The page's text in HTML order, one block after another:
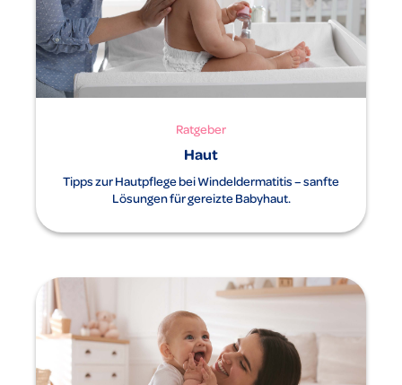
Ratgeber
Haut
Tipps zur Hautpflege bei Windeldermatitis – sanfte
Lösungen für gereizte Babyhaut.